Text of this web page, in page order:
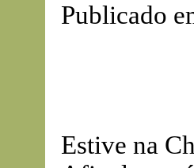
Publicado
Estive na